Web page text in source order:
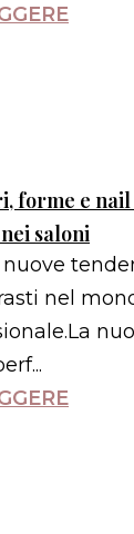
forme e
saloni
nel